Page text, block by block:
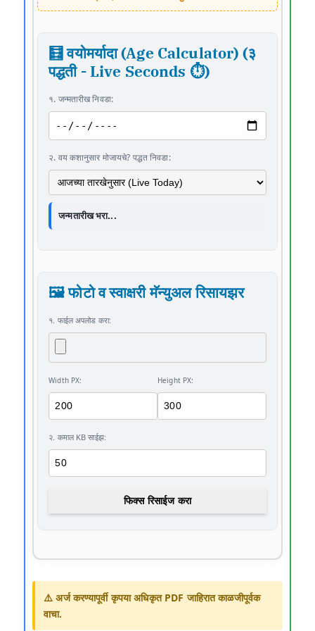
🧮 वयोमर्यादा (Age Calculator) (३
पद्धती - Live Seconds ⏱️)
१. जन्मतारीख निवडा:
२. वय कशानुसार मोजायचे? पद्धत निवडा:
जन्मतारीख भरा...
🖼️ फोटो व स्वाक्षरी मॅन्युअल रिसायझर
१. फाईल अपलोड करा:
Width PX: Height PX:
२. कमाल KB साईझ:
फिक्स रिसाईज करा
⚠️ अर्ज करण्यापूर्वी कृपया अधिकृत PDF जाहिरात काळजीपूर्वक
वाचा.